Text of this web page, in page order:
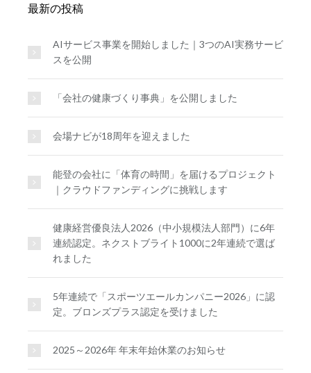
最新の投稿
AIサービス事業を開始しました｜3つのAI実務サービ
スを公開
「会社の健康づくり事典」を公開しました
会場ナビが18周年を迎えました
能登の会社に「体育の時間」を届けるプロジェクト
｜クラウドファンディングに挑戦します
健康経営優良法人2026（中小規模法人部門）に6年
連続認定。ネクストブライト1000に2年連続で選ば
れました
5年連続で「スポーツエールカンパニー2026」に認
定。ブロンズプラス認定を受けました
2025～2026年 年末年始休業のお知らせ